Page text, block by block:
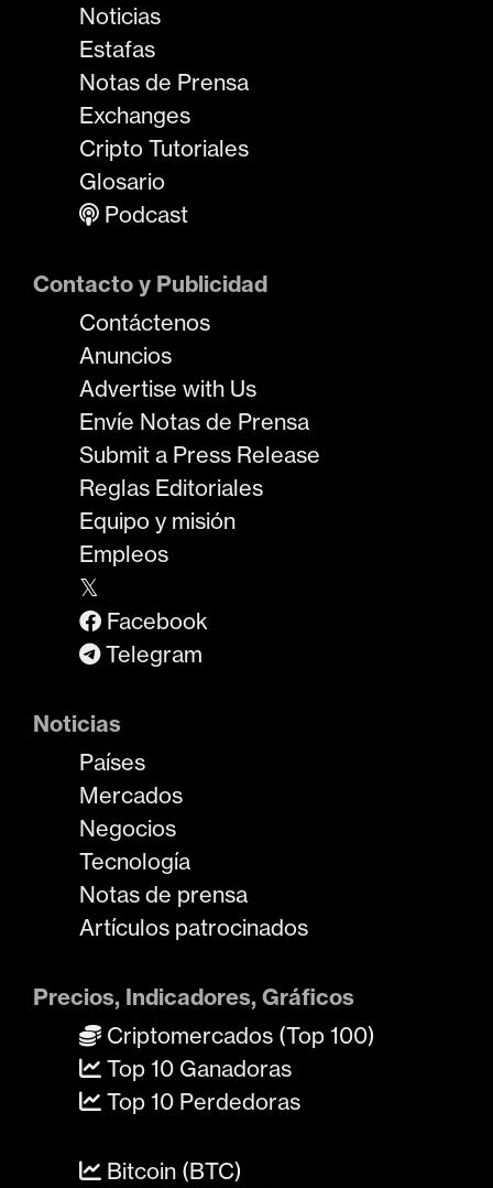
Noticias
Estafas
Notas de Prensa
Exchanges
Cripto Tutoriales
Glosario
Podcast
Contacto y Publicidad
Contáctenos
Anuncios
Advertise with Us
Envíe Notas de Prensa
Submit a Press Release
Reglas Editoriales
Equipo y misión
Empleos
𝕏
Facebook
Telegram
Noticias
Países
Mercados
Negocios
Tecnología
Notas de prensa
Artículos patrocinados
Precios, Indicadores, Gráficos
Criptomercados (Top 100)
Top 10 Ganadoras
Top 10 Perdedoras
Bitcoin (BTC)